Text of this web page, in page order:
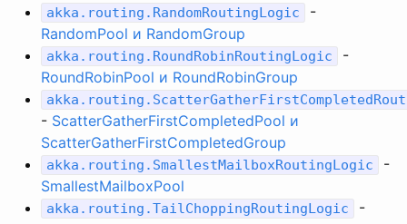
akka.routing.RandomRoutingLogic
-
RandomPool и RandomGroup
akka.routing.RoundRobinRoutingLogic
-
RoundRobinPool и RoundRobinGroup
- ScatterGatherFirstCompletedPool и
ScatterGatherFirstCompletedGroup
akka.routing.SmallestMailboxRoutingLogic
-
SmallestMailboxPool
akka.routing.TailChoppingRoutingLogic
-